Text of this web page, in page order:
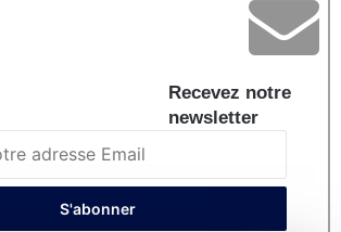
Recevez notre
newsletter